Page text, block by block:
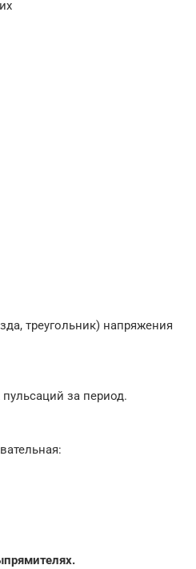
треугольник) напряжения
за период.